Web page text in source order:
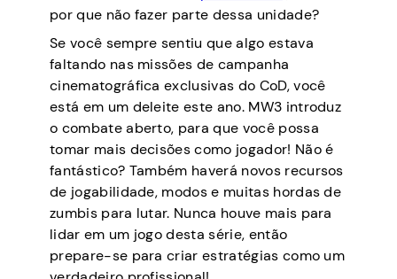
por que não fazer parte dessa unidade?
Se você sempre sentiu que algo estava
faltando nas missões de campanha
cinematográfica exclusivas do CoD, você
está em um deleite este ano. MW3 introduz
o combate aberto, para que você possa
tomar mais decisões como jogador! Não é
fantástico? Também haverá novos recursos
de jogabilidade, modos e muitas hordas de
zumbis para lutar. Nunca houve mais para
lidar em um jogo desta série, então
prepare-se para criar estratégias como um